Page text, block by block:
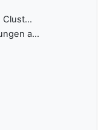
Clust...
a...